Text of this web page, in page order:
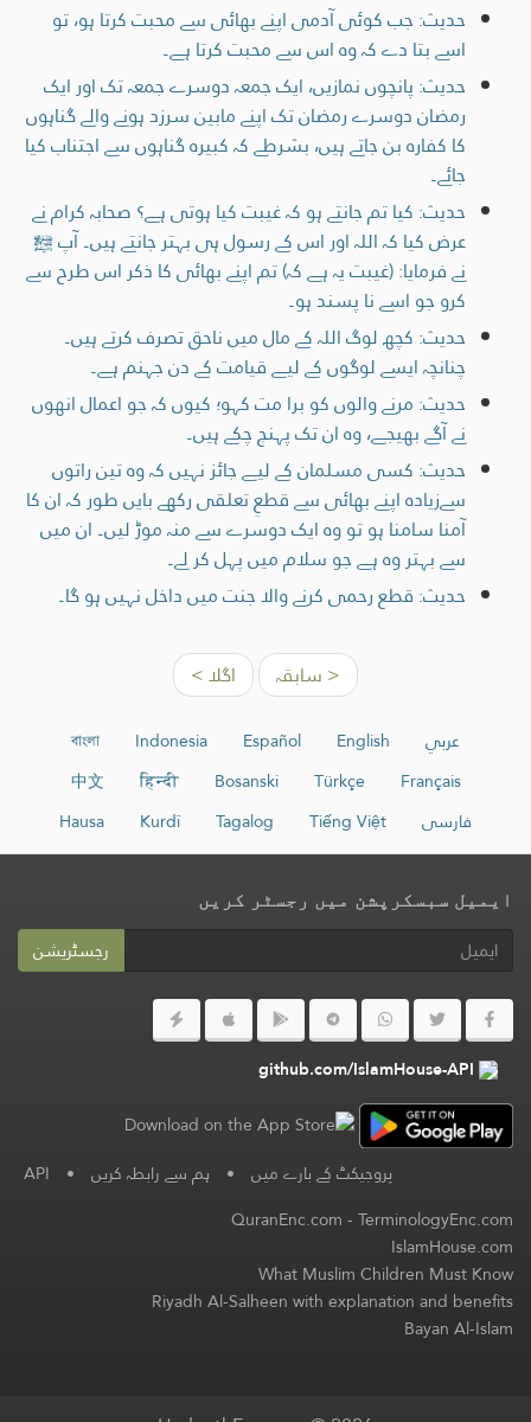
حدیث: جب کوئی آدمی اپنے بھائی سے محبت کرتا ہو، تو
اسے بتا دے کہ وہ اس سے محبت کرتا ہے۔
حدیث: پانچوں نمازیں، ایک جمعہ دوسرے جمعہ تک اور ایک
رمضان دوسرے رمضان تک اپنے مابین سرزد ہونے والے گناہوں
کا کفارہ بن جاتے ہیں، بشرطے کہ کبیرہ گناہوں سے اجتناب کیا
جائے۔
حدیث: کیا تم جانتے ہو کہ غیبت کیا ہوتی ہے؟ صحابہ کرام نے
عرض کیا کہ اللہ اور اس کے رسول ہی بہتر جانتے ہیں۔ آپ ﷺ
نے فرمایا: (غیبت یہ ہے کہ) تم اپنے بھائی کا ذکر اس طرح سے
کرو جو اسے نا پسند ہو۔
حدیث: کچھ لوگ اللہ کے مال میں ناحق تصرف کرتے ہیں۔
چنانچہ ایسے لوگوں کے لیے قیامت کے دن جہنم ہے۔
حدیث: مرنے والوں کو برا مت کہو؛ کیوں کہ جو اعمال انھوں
نے آگے بھیجے، وہ ان تک پہنچ چکے ہیں۔
حدیث: کسی مسلمان کے لیے جائز نہیں کہ وہ تین راتوں
سےزیادہ اپنے بھائی سے قطعِ تعلقی رکھے بایں طور کہ ان کا
آمنا سامنا ہو تو وہ ایک دوسرے سے منہ موڑ لیں۔ ان میں
سے بہتر وہ ہے جو سلام میں پہل کر لے۔
حدیث: قطع رحمی کرنے والا جنت میں داخل نہیں ہو گا۔
< سابقہ اگلا >
عربي English
Español
Indonesia
বাংলা
Français
Türkçe
Bosanski
हिन्दी
中文
فارسی
Tiếng Việt
Tagalog
Kurdî
Hausa
ایمیل سبسکرپشن میں رجسٹر کریں
رجسٹریشن
github.com/IslamHouse-API
پروجیکٹ کے بارے میں • ہم سے رابطہ کریں •
API
QuranEnc.com-TerminologyEnc.com
IslamHouse.com
What Muslim Children Must Know
Riyadh Al-Salheen with explanation and benefits
Bayan Al-Islam